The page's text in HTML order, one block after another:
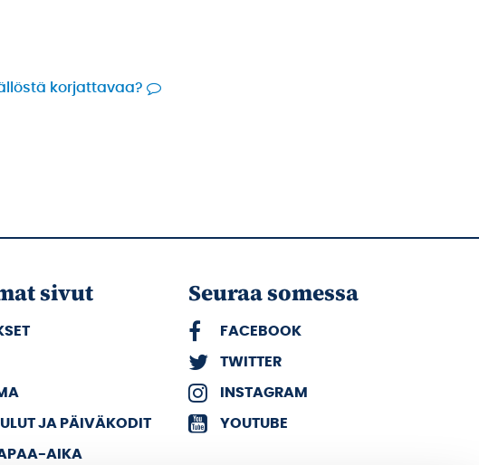
korjattavaa?
sivut
JA PÄIVÄKODIT
AIKA
Seuraa somessa
FACEBOOK
TWITTER
INSTAGRAM
YOUTUBE